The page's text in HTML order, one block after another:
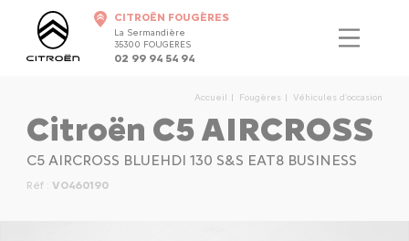
CITROËN FOUGÈRES
La Sermandière
35300 FOUGERES
02 99 94 54 94
Accueil Fougères Véhicules d'occasion
Citroën C5 AIRCROSS
C5 AIRCROSS BLUEHDI 130 S&S EAT8 BUSINESS
Réf : VO460190